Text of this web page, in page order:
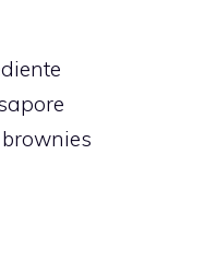
brownies